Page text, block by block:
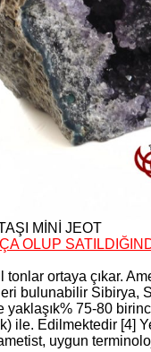
MİNİ JEOT
OLUP
ortaya çıkar.
bulunabilir Sibirya,
yaklaşık% 75-80
ile. Edilmektedir
uygun